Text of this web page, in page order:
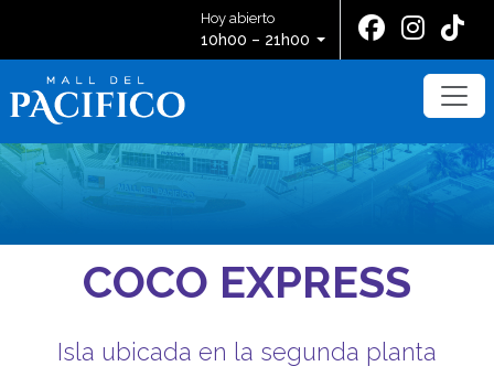
Hoy abierto
10h00 – 21h00
COCO EXPRESS
Isla ubicada en la segunda planta